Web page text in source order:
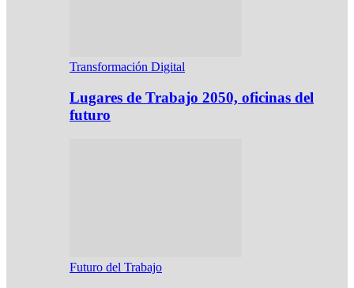
Transformación Digital
Lugares de Trabajo 2050, oficinas del
futuro
Futuro del Trabajo